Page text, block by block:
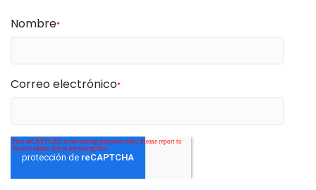
Nombre*
Correo electrónico*